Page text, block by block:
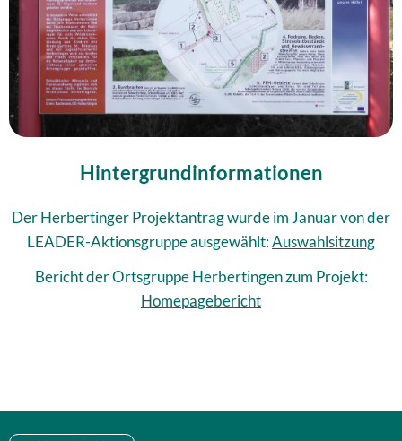
Hintergrundinformationen
Der Herbertinger Projektantrag wurde im Januar von der
LEADER-Aktionsgruppe ausgewählt:Auswahlsitzung
Bericht der Ortsgruppe Herbertingen zum Projekt:
Homepagebericht